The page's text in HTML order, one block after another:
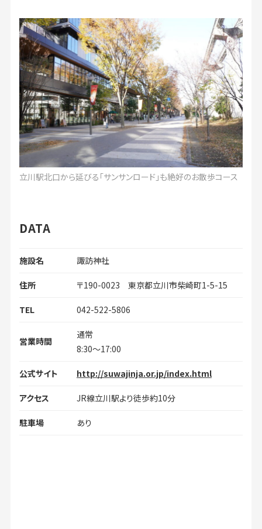
立川駅北口から延びる「サンサンロード」も絶好のお散歩コース
DATA
施設名 諏訪神社
住所 〒190-0023 東京都立川市柴崎町1-5-15
TEL 042-522-5806
営業時間
通常
8:30～17:00
公式サイト http://suwajinja.or.jp/index.html
アクセス JR線立川駅より徒歩約10分
駐車場 あり